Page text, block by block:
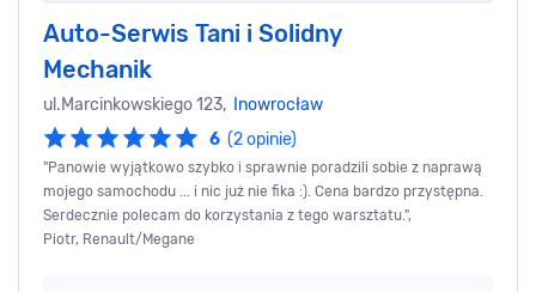
Auto-Serwis Tani i Solidny
Mechanik
ul.Marcinkowskiego 123,
Inowrocław
6 (2 opinie)
"Panowie wyjątkowo szybko i sprawnie poradzili sobie z naprawą
mojego samochodu ... i nic już nie fika :). Cena bardzo przystępna.
Serdecznie polecam do korzystania z tego warsztatu.",
Piotr, Renault/Megane